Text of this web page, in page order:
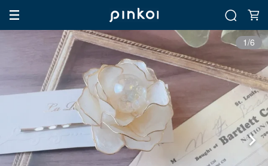
1/6